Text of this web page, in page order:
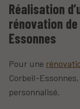
Réalisation
rénovation
Essonnes
Pour une
Corbeil-
personnalisé.